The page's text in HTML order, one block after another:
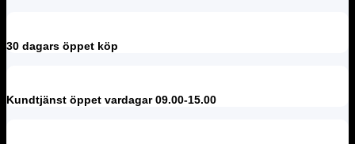
30 dagars öppet köp
Kundtjänst öppet vardagar 09.00-15.00